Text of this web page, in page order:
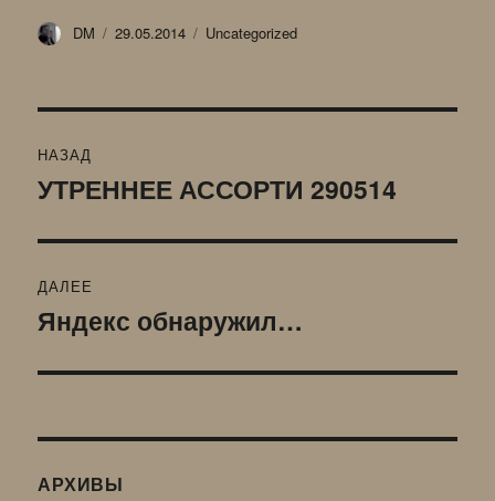
Автор
DM Опубликовано
29.05.2014 Рубрики
Uncategorized
по
НАЗАД
Предыдущая
УТРЕННЕЕ АССОРТИ 290514
ДАЛЕЕ
Следующая
Яндекс обнаружил…
АРХИВЫ